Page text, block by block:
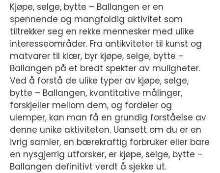
Kjøpe, selge, bytte – Ballangen er en
spennende og mangfoldig aktivitet som
tiltrekker seg en rekke mennesker med ulike
interesseområder. Fra antikviteter til kunst og
matvarer til klær, byr kjøpe, selge, bytte –
Ballangen på et bredt spekter av muligheter.
Ved å forstå de ulike typer av kjøpe, selge,
bytte – Ballangen, kvantitative målinger,
forskjeller mellom dem, og fordeler og
ulemper, kan man få en grundig forståelse av
denne unike aktiviteten. Uansett om du er en
ivrig samler, en bærekraftig forbruker eller bare
en nysgjerrig utforsker, er kjøpe, selge, bytte –
Ballangen definitivt verdt å sjekke ut.